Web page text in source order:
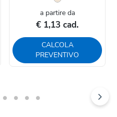
a partire da
€ 1,13 cad.
CALCOLA
PREVENTIVO